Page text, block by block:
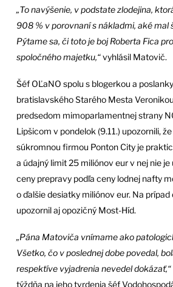
„To navýšenie, v podstate zlodejina,
908 % v porovnaní s nákladmi, aké mal
Pýtame sa, či toto je boj Roberta Fica
spoločného majetku,“vyhlásil Matovič.
Šéf OĽaNO spolu s blogerkou a
bratislavského Starého Mesta
predsedom mimoparlamentnej strany
Lipšicom v pondelok (9.11.) upozornili,
súkromnou firmou Ponton City je
a údajný limit 25 miliónov eur v nej nie
ceny prepravy podľa ceny lodnej nafty
o ďalšie desiatky miliónov eur. Na
upozornil aj opozičný Most-Híd.
„Pána Matoviča vnímame ako
Všetko, čo v poslednej dobe povedal,
respektíve vyjadrenia nevedel dokázať,“
týždňa na jeho tvrdenia šéf